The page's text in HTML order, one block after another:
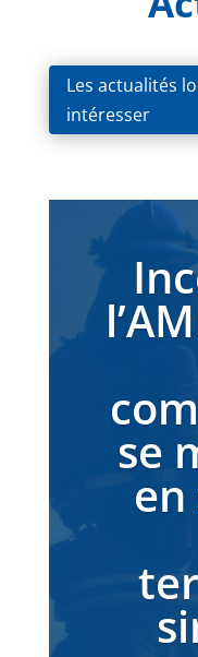
Les actualités
intéresser
se